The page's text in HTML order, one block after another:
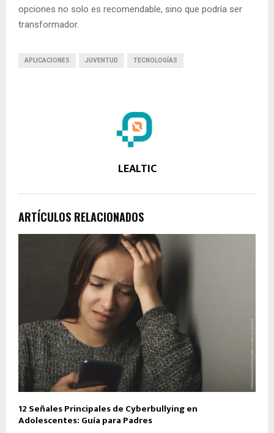
opciones no solo es recomendable, sino que podría ser
transformador.
APLICACIONES JUVENTUD TECNOLOGÍAS
LEALTIC
ARTÍCULOS RELACIONADOS
12 Señales Principales de Cyberbullying en
Adolescentes: Guía para Padres